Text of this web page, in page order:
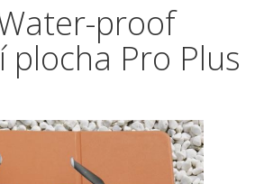
proof
plocha Pro Plus